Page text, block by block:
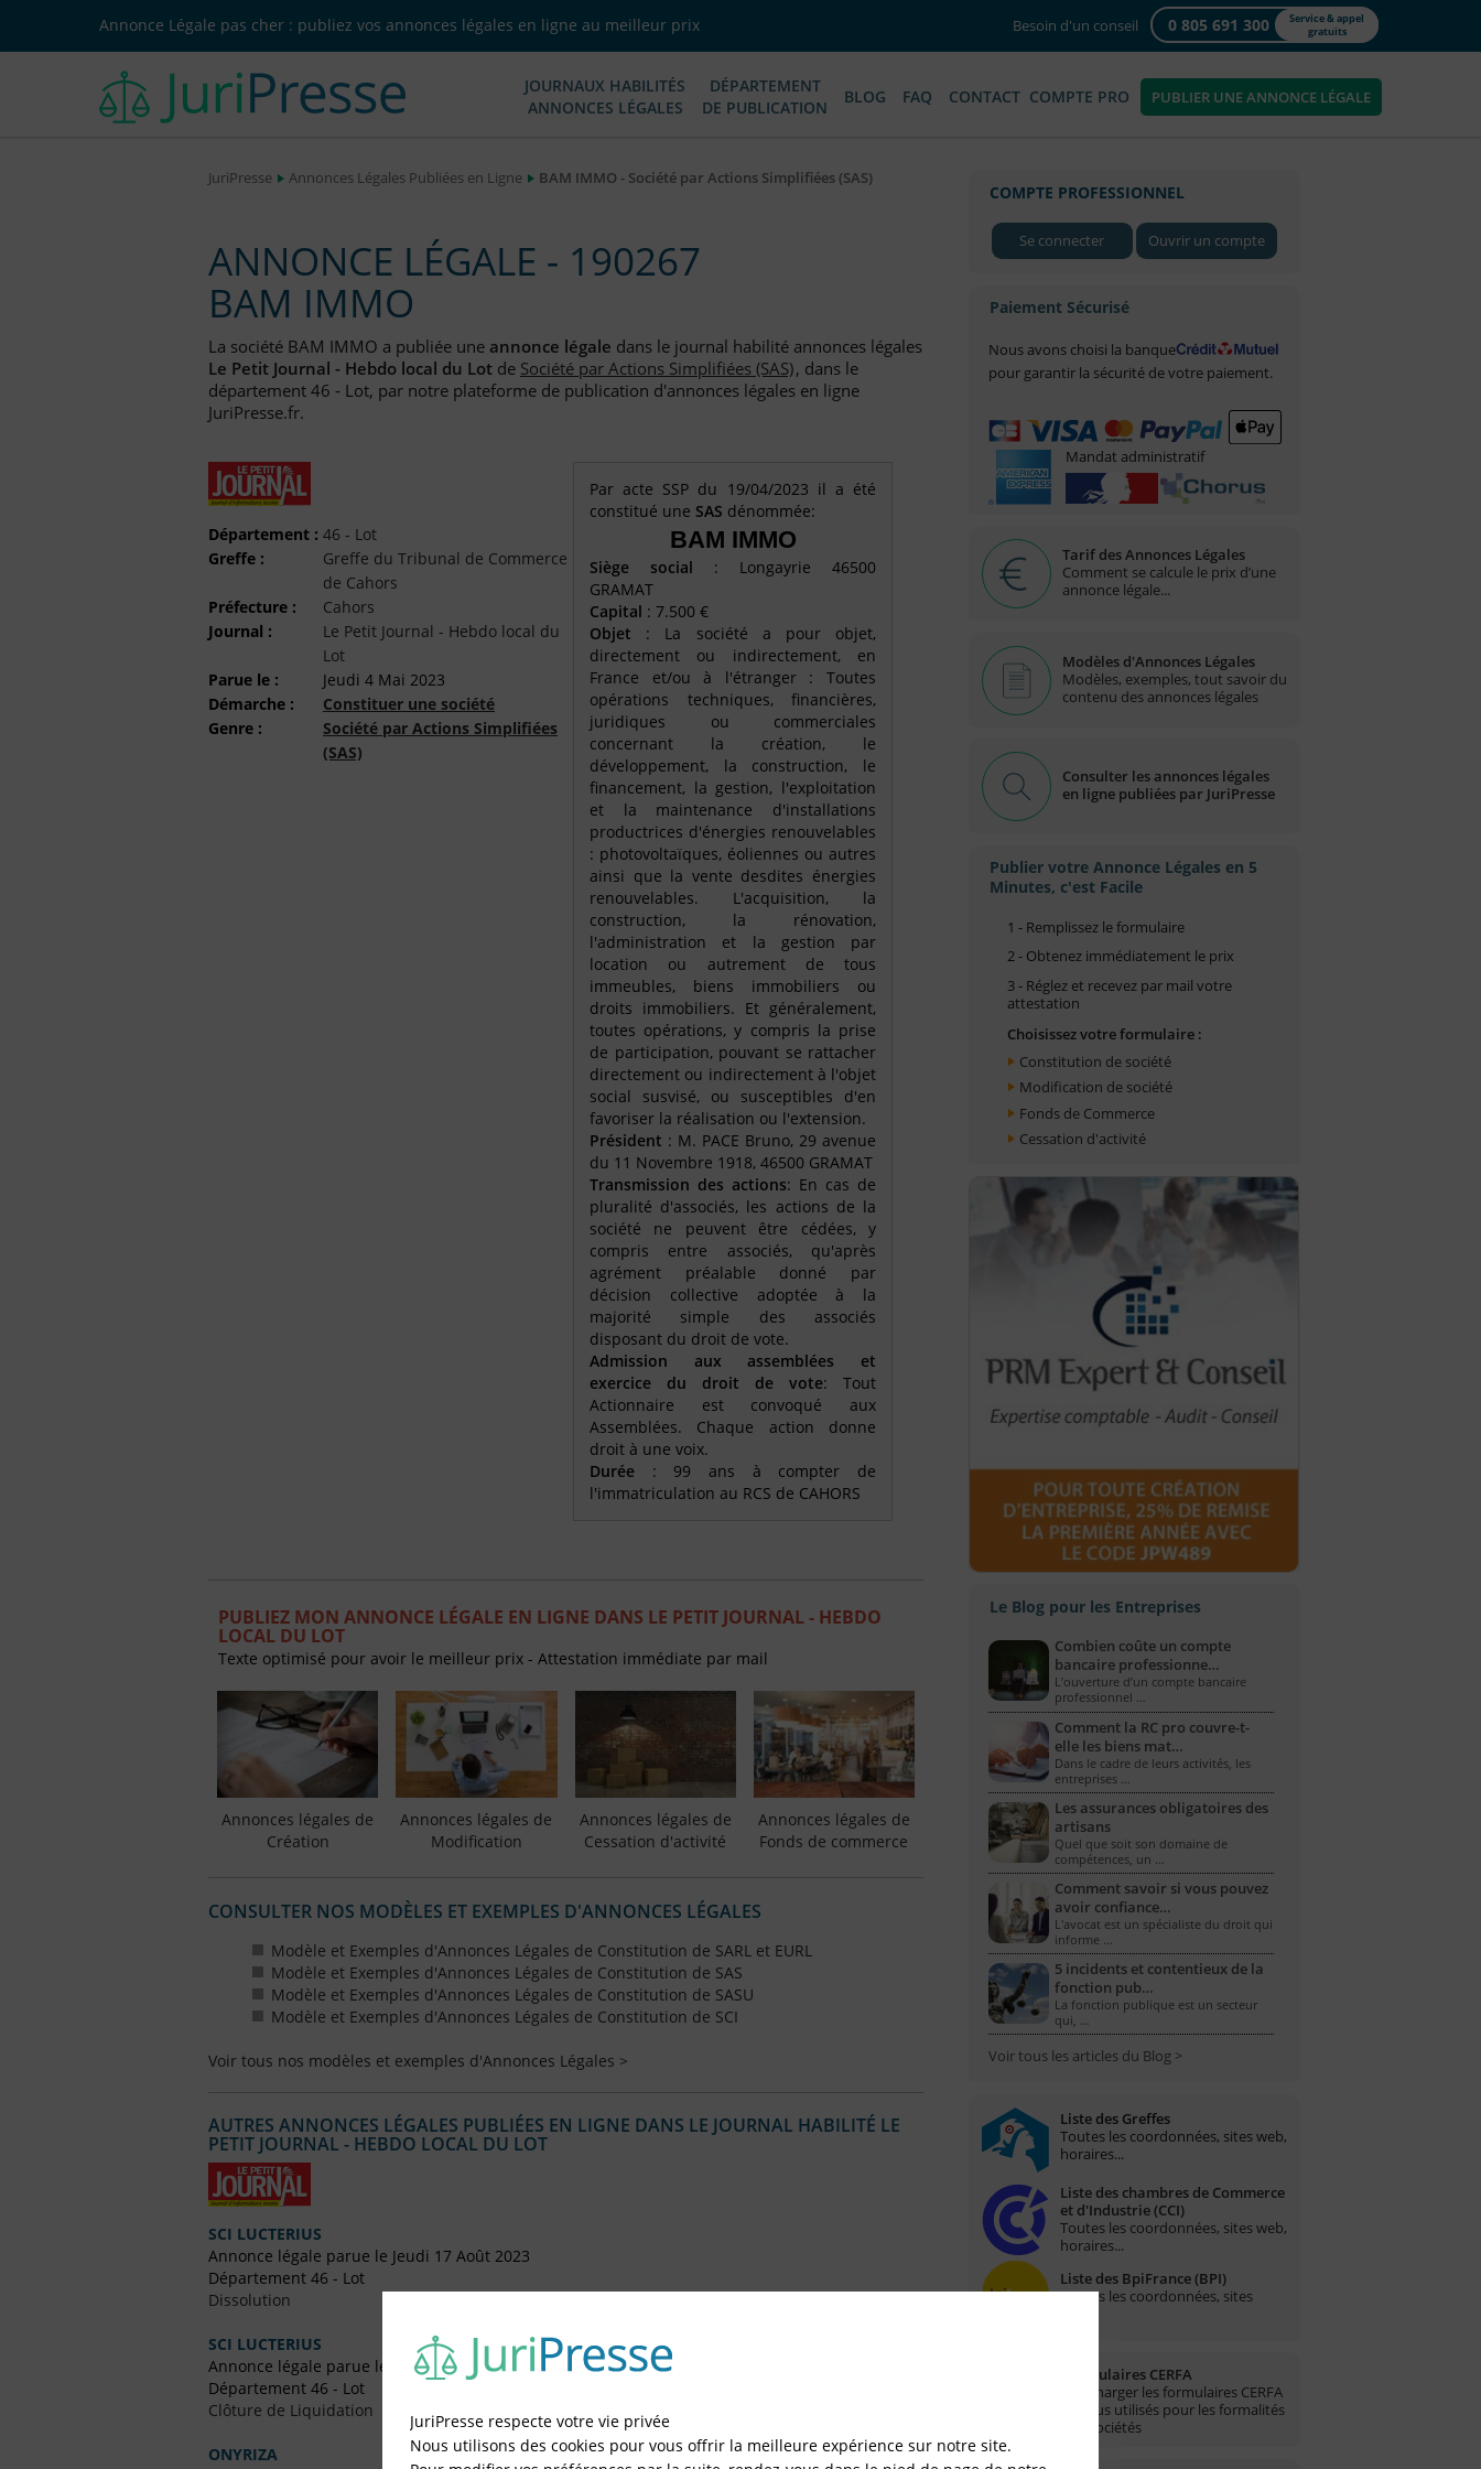
Annonce Légale pas cher : publiez vos annonces légales en ligne au meilleur prix Besoin d'un conseil 0 805 691 300
Service & appel
gratuits
JOURNAUX HABILITÉS
ANNONCES LÉGALES
DÉPARTEMENT
DE PUBLICATION
BLOG FAQ CONTACT COMPTE PRO PUBLIER UNE ANNONCE LÉGALE
JuriPresse Annonces Légales Publiées en Ligne BAM IMMO - Société par Actions Simplifiées (SAS)
ANNONCE LÉGALE - 190267
BAM IMMO
La société BAM IMMO a publiée une annonce légale dans le journal habilité annonces légales
Le Petit Journal - Hebdo local du Lot de Société par Actions Simplifiées (SAS), dans le
département 46 - Lot, par notre plateforme de publication d'annonces légales en ligne
JuriPresse.fr.
Département : 46 - Lot
Greffe :
Greffe du Tribunal de Commerce
de Cahors
Préfecture :
Cahors
Journal :
Le Petit Journal - Hebdo local du
Lot
Parue le :
Jeudi 4 Mai 2023
Démarche :
Constituer une société
Genre :
Société par Actions Simplifiées
(SAS)
Par acte SSP du 19/04/2023 il a été
constitué une SAS dénommée:
BAM IMMO
Siège social : Longayrie 46500
GRAMAT
Capital : 7.500 €
Objet : La société a pour objet,
directement ou indirectement, en
France et/ou à l'étranger : Toutes
opérations techniques, financières,
juridiques ou commerciales
concernant la création, le
développement, la construction, le
financement, la gestion, l'exploitation
et la maintenance d'installations
productrices d'énergies renouvelables
: photovoltaïques, éoliennes ou autres
ainsi que la vente desdites énergies
renouvelables. L'acquisition, la
construction, la rénovation,
l'administration et la gestion par
location ou autrement de tous
immeubles, biens immobiliers ou
droits immobiliers. Et généralement,
toutes opérations, y compris la prise
de participation, pouvant se rattacher
directement ou indirectement à l'objet
social susvisé, ou susceptibles d'en
favoriser la réalisation ou l'extension.
Président : M. PACE Bruno, 29 avenue
du 11 Novembre 1918, 46500 GRAMAT
Transmission des actions: En cas de
pluralité d'associés, les actions de la
société ne peuvent être cédées, y
compris entre associés, qu'après
agrément préalable donné par
décision collective adoptée à la
majorité simple des associés
disposant du droit de vote.
Admission aux assemblées et
exercice du droit de vote: Tout
Actionnaire est convoqué aux
Assemblées. Chaque action donne
droit à une voix.
Durée : 99 ans à compter de
l'immatriculation au RCS de CAHORS
PUBLIEZ MON ANNONCE LÉGALE EN LIGNE DANS LE PETIT JOURNAL - HEBDO
LOCAL DU LOT
Texte optimisé pour avoir le meilleur prix - Attestation immédiate par mail
Annonces légales de
Création
Annonces légales de
Modification
Annonces légales de
Cessation d'activité
Annonces légales de
Fonds de commerce
CONSULTER NOS MODÈLES ET EXEMPLES D'ANNONCES LÉGALES
Modèle et Exemples d'Annonces Légales de Constitution de SARL et EURL
Modèle et Exemples d'Annonces Légales de Constitution de SAS
Modèle et Exemples d'Annonces Légales de Constitution de SASU
Modèle et Exemples d'Annonces Légales de Constitution de SCI
Voir tous nos modèles et exemples d'Annonces Légales >
AUTRES ANNONCES LÉGALES PUBLIÉES EN LIGNE DANS LE JOURNAL HABILITÉ LE
PETIT JOURNAL - HEBDO LOCAL DU LOT
SCI LUCTERIUS
Annonce légale parue le Jeudi 17 Août 2023
Département 46 - Lot
Dissolution
SCI LUCTERIUS
Annonce légale parue le Jeudi 17 Août 2023
Département 46 - Lot
Clôture de Liquidation
ONYRIZA
COMPTE PROFESSIONNEL
Se connecter Ouvrir un compte
Paiement Sécurisé
Nous avons choisi la banque
pour garantir la sécurité de votre paiement.
Mandat administratif
Tarif des Annonces Légales
Comment se calcule le prix d’une
annonce légale...
Modèles d'Annonces Légales
Modèles, exemples, tout savoir du
contenu des annonces légales
Consulter les annonces légales
en ligne publiées par JuriPresse
Publier votre Annonce Légales en 5
Minutes, c'est Facile
1 - Remplissez le formulaire
2 - Obtenez immédiatement le prix
3 - Réglez et recevez par mail votre
attestation
Choisissez votre formulaire :
Constitution de société
Modification de société
Fonds de Commerce
Cessation d'activité
Le Blog pour les Entreprises
Combien coûte un compte
bancaire professionne…
L’ouverture d’un compte bancaire
professionnel …
Comment la RC pro couvre-t-
elle les biens mat…
Dans le cadre de leurs activités, les
entreprises …
Les assurances obligatoires des
artisans
Quel que soit son domaine de
compétences, un …
Comment savoir si vous pouvez
avoir confiance…
L'avocat est un spécialiste du droit qui
informe …
5 incidents et contentieux de la
fonction pub…
La fonction publique est un secteur
qui, …
Voir tous les articles du Blog >
Liste des Greffes
Toutes les coordonnées, sites web,
horaires...
Liste des chambres de Commerce
et d'Industrie (CCI)
Toutes les coordonnées, sites web,
horaires...
Liste des BpiFrance (BPI)
Toutes les coordonnées, sites
Formulaires CERFA
Télécharger les formulaires CERFA
les plus utilisés pour les formalités
des sociétés
JuriPresse respecte votre vie privée
Nous utilisons des cookies pour vous offrir la meilleure expérience sur notre site.